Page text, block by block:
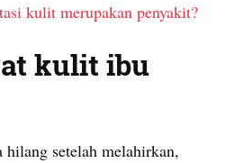
kulit merupakan penyakit?
kulit ibu
setelah melahirkan,